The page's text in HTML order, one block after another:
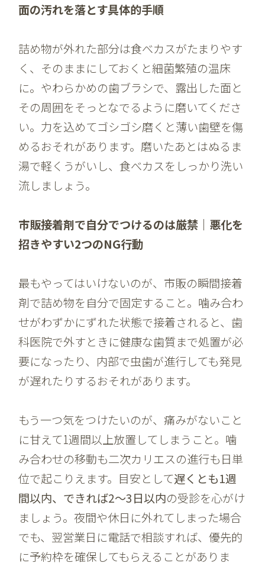
面の汚れを落とす具体的手順
詰め物が外れた部分は食べカスがたまりやす
く、そのままにしておくと細菌繁殖の温床
に。やわらかめの歯ブラシで、露出した面と
その周囲をそっとなでるように磨いてくださ
い。力を込めてゴシゴシ磨くと薄い歯壁を傷
めるおそれがあります。磨いたあとはぬるま
湯で軽くうがいし、食べカスをしっかり洗い
流しましょう。
市販接着剤で自分でつけるのは厳禁｜悪化を
招きやすい2つのNG行動
最もやってはいけないのが、市販の瞬間接着
剤で詰め物を自分で固定すること。噛み合わ
せがわずかにずれた状態で接着されると、歯
科医院で外すときに健康な歯質まで処置が必
要になったり、内部で虫歯が進行しても発見
が遅れたりするおそれがあります。
もう一つ気をつけたいのが、痛みがないこと
に甘えて1週間以上放置してしまうこと。噛
み合わせの移動も二次カリエスの進行も日単
位で起こりえます。目安として遅くとも1週
間以内、できれば2〜3日以内の受診を心がけ
ましょう。夜間や休日に外れてしまった場合
でも、翌営業日に電話で相談すれば、優先的
に予約枠を確保してもらえることがありま